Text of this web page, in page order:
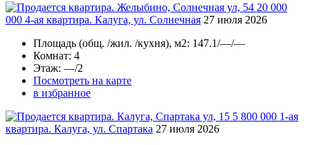
20 000
000 4-ая квартира. Калуга, ул. Солнечная 27 июля 2026
Площадь (общ. /жил. /кухня), м2: 147.1/—/—
Комнат: 4
Этаж: —/2
Посмотреть на карте
в избранное
5 800 000 1-ая
квартира. Калуга, ул. Спартака 27 июля 2026